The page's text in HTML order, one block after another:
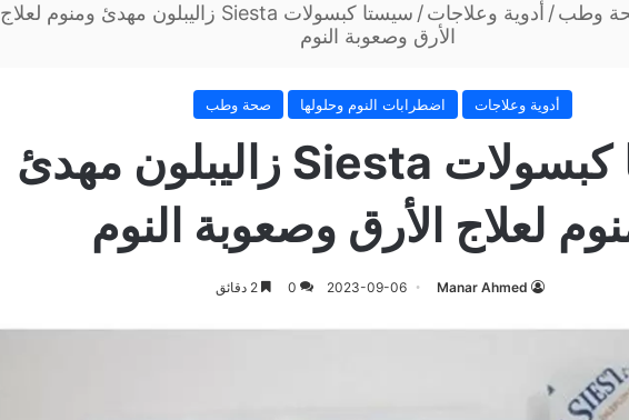
وطب / أدوية وعلاجات /
سيستا كبسولات Siesta زاليبلون مهدئ ومنوم لعلاج
الأرق وصعوبة النوم
أدوية وعلاجات اضطرابات النوم وحلولها صحة وطب
سيستا كبسولات Siesta زاليبلون مهدئ
لعلاج الأرق وصعوبة النوم
Manar Ahmed
2023-09-06
0